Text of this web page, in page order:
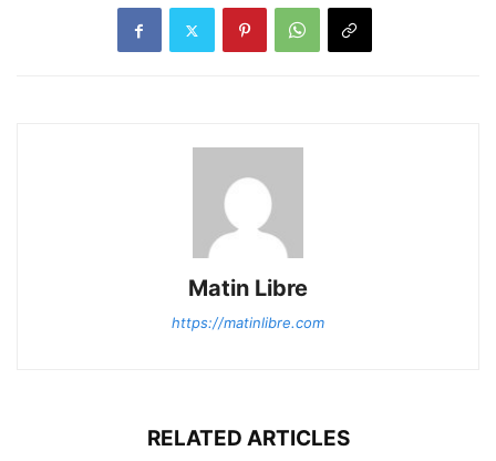
Matin Libre
https://matinlibre.com
RELATED ARTICLES